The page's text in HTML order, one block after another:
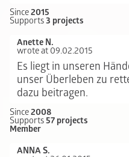
Since2015
Supports3 projects
Anette N.
wrote at 09.02.2015
Es liegt in unseren
unser Überleben zu
dazu beitragen.
Since2008
Supports57 projects
Member
ANNA S.